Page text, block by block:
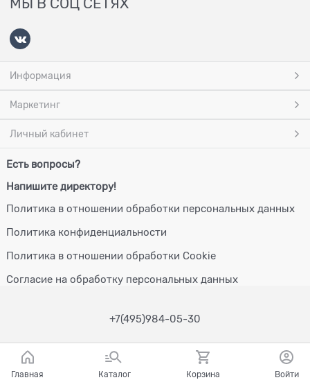
МЫ В СОЦ СЕТЯХ
Информация
Маркетинг
Личный кабинет
Есть вопросы?
Напишите директору!
Политика в отношении обработки персональных данных
Политика конфиденциальности
Политика в отношении обработки Cookie
Согласие на обработку персональных данных
+7(495)984-05-30
Главная Каталог Корзина Войти